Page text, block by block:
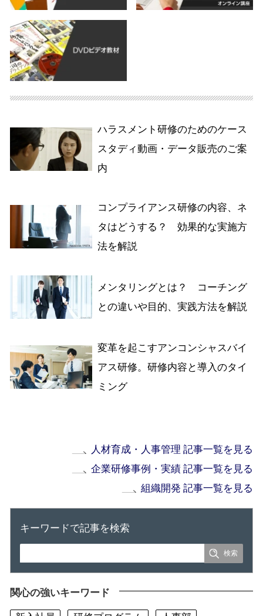
ハラスメント研修のためのケース
スタディ動画・データ販売のご案
内
コンプライアンス研修の内容、ネ
タはどうする？ 効果的な実施方
法を解説
メンタリングとは？ コーチング
との違いや目的、実践方法を解説
変革を起こすアンコンシャスバイ
アス研修。研修内容と導入のタイ
ミング
人材育成・人事管理 記事一覧を見る
企業研修事例・実績 記事一覧を見る
組織開発 記事一覧を見る
キーワードで記事を検索
関心の強いキーワード